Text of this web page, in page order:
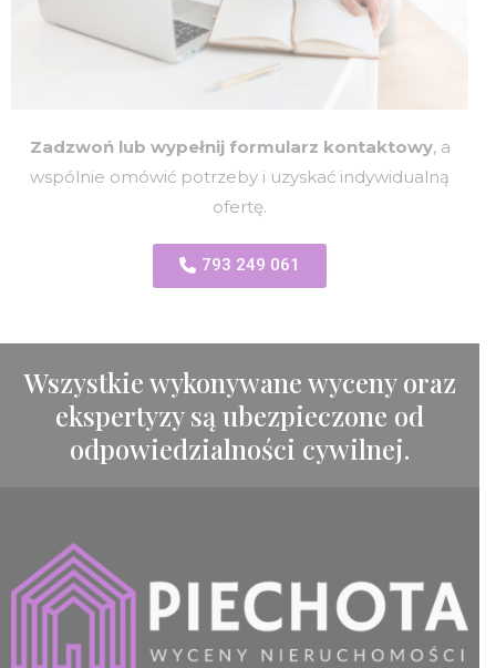
Zadzwoń lub wypełnij formularz kontaktowy, a
wspólnie omówić potrzeby i uzyskać indywidualną
ofertę.
793 249 061
Wszystkie wykonywane wyceny oraz
ekspertyzy są ubezpieczone od
odpowiedzialności cywilnej.